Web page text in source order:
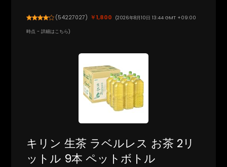
(54227027) ￥1,800 (2026年8月10日 13:44 GMT +09:00
時点 -詳細はこちら)
キリン 生茶 ラベルレス お茶 2リ
ットル 9本 ペットボトル